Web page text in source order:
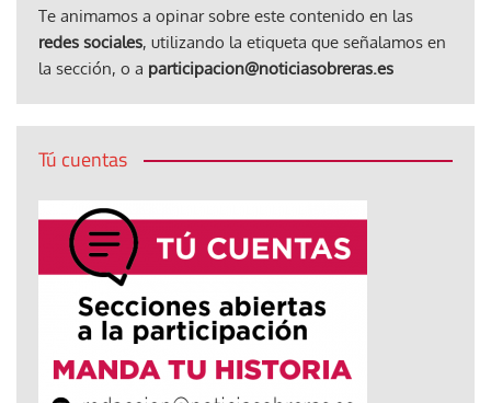
Te animamos a opinar sobre este contenido en las
redes sociales, utilizando la etiqueta que señalamos en
la sección, o a participacion@noticiasobreras.es
Tú cuentas